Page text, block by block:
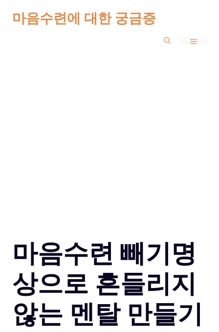
마음수련에 대한 궁금증
마음수련 빼기명
상으로 흔들리지
않는 멘탈 만들기